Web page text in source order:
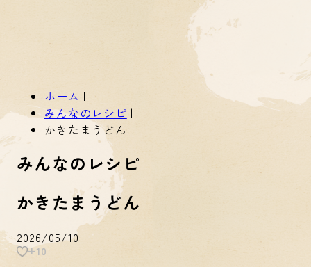
ホーム |
みんなのレシピ |
かきたまうどん
みんなのレシピ
かきたまうどん
2026/05/10
+10